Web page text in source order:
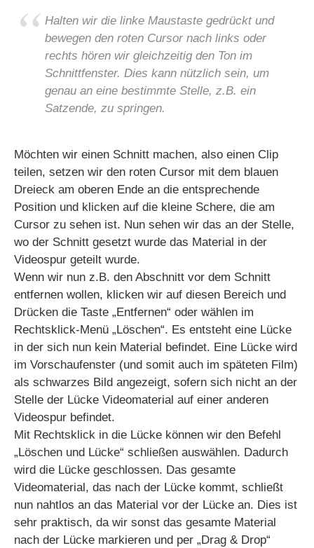
Halten wir die linke Maustaste gedrückt und
bewegen den roten Cursor nach links oder
rechts hören wir gleichzeitig den Ton im
Schnittfenster. Dies kann nützlich sein, um
genau an eine bestimmte Stelle, z.B. ein
Satzende, zu springen.
Möchten wir einen Schnitt machen, also einen Clip
teilen, setzen wir den roten Cursor mit dem blauen
Dreieck am oberen Ende an die entsprechende
Position und klicken auf die kleine Schere, die am
Cursor zu sehen ist. Nun sehen wir das an der Stelle,
wo der Schnitt gesetzt wurde das Material in der
Videospur geteilt wurde.
Wenn wir nun z.B. den Abschnitt vor dem Schnitt
entfernen wollen, klicken wir auf diesen Bereich und
Drücken die Taste „Entfernen“ oder wählen im
Rechtsklick-Menü „Löschen“. Es entsteht eine Lücke
in der sich nun kein Material befindet. Eine Lücke wird
im Vorschaufenster (und somit auch im späteten Film)
als schwarzes Bild angezeigt, sofern sich nicht an der
Stelle der Lücke Videomaterial auf einer anderen
Videospur befindet.
Mit Rechtsklick in die Lücke können wir den Befehl
„Löschen und Lücke“ schließen auswählen. Dadurch
wird die Lücke geschlossen. Das gesamte
Videomaterial, das nach der Lücke kommt, schließt
nun nahtlos an das Material vor der Lücke an. Dies ist
sehr praktisch, da wir sonst das gesamte Material
nach der Lücke markieren und per „Drag & Drop“